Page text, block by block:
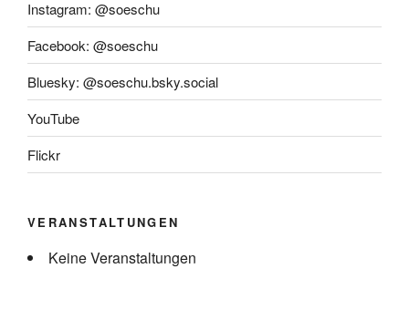
Instagram: @soeschu
Facebook: @soeschu
Bluesky: @soeschu.bsky.social
YouTube
Flickr
VERANSTALTUNGEN
Keine Veranstaltungen